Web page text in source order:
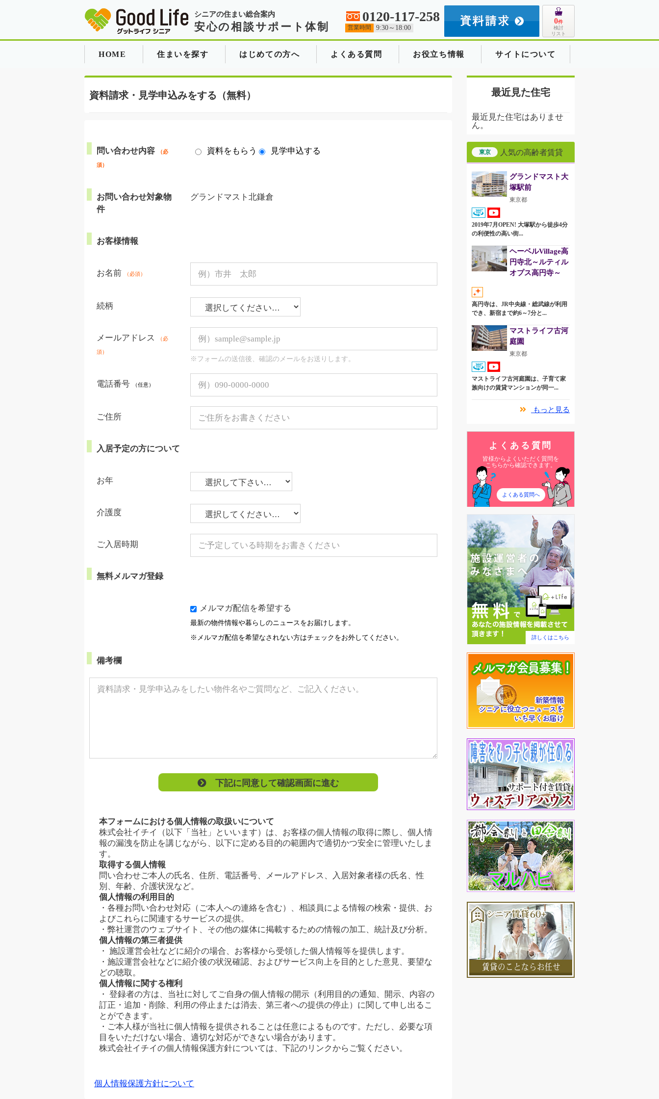
シニアの住まい総合案内
安心の相談サポート体制
0120-117-258
営業時間 9:30～18:00
0件
検討
リスト
HOME 住まいを探す はじめての方へ よくある質問 お役立ち情報 サイトについて
資料請求・見学申込みをする（無料）
問い合わせ内容 （必
須）
資料をもらう 見学申込する
お問い合わせ対象物
件
グランドマスト北鎌倉
お客様情報
お名前 （必須）
続柄
メールアドレス （必
須）
※フォームの送信後、確認のメールをお送りします。
電話番号 （任意）
ご住所
入居予定の方について
お年
介護度
ご入居時期
無料メルマガ登録
メルマガ配信を希望する
最新の物件情報や暮らしのニュースをお届けします。
※メルマガ配信を希望なされない方はチェックをお外してください。
備考欄
下記に同意して確認画面に進む
本フォームにおける個人情報の取扱いについて
株式会社イチイ（以下「当社」といいます）は、お客様の個人情報の取得に際し、個人情
報の漏洩を防止を講じながら、以下に定める目的の範囲内で適切かつ安全に管理いたしま
す。
取得する個人情報
問い合わせご本人の氏名、住所、電話番号、メールアドレス、入居対象者様の氏名、性
別、年齢、介護状況など。
個人情報の利用目的
・各種お問い合わせ対応（ご本人への連絡を含む）、相談員による情報の検索・提供、お
よびこれらに関連するサービスの提供。
・弊社運営のウェブサイト、その他の媒体に掲載するための情報の加工、統計及び分析。
個人情報の第三者提供
・ 施設運営会社などに紹介の場合、お客様から受領した個人情報等を提供します。
・施設運営会社などに紹介後の状況確認、およびサービス向上を目的とした意見、要望な
どの聴取。
個人情報に関する権利
・ 登録者の方は、当社に対してご自身の個人情報の開示（利用目的の通知、開示、内容の
訂正・追加・削除、利用の停止または消去、第三者への提供の停止）に関して申し出るこ
とができます。
・ご本人様が当社に個人情報を提供されることは任意によるものです。ただし、必要な項
目をいただけない場合、適切な対応ができない場合があります。
株式会社イチイの個人情報保護方針については、下記のリンクからご覧ください。
個人情報保護方針について
最近見た住宅
最近見た住宅はありませ
ん。
東京 人気の高齢者賃貸
グランドマスト大
塚駅前
東京都
2019年7月OPEN! 大塚駅から徒歩4分
の利便性の高い街...
ヘーベルVillage高
円寺北～ルティル
オプス高円寺～
高円寺は、JR中央線・総武線が利用
でき、新宿まで約6～7分と...
マストライフ古河
庭園
東京都
マストライフ古河庭園は、子育て家
族向けの賃貸マンションが同一...
もっと見る
よくある質問
皆様からよくいただく質問を
こちらから確認できます。
よくある質問へ
詳しくはこちら